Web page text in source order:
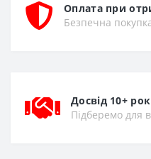
Оплата при
Безпечна
Досвід 10+
Підберемо для